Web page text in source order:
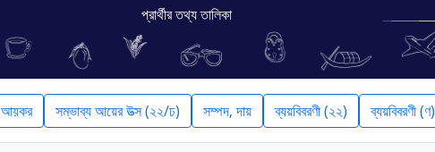
প্রার্থীর তথ্য তালিকা
আয়কর সম্ভাব্য আয়ের উত্স (২২/ঢ) সম্পদ, দায় ব্যয়বিবরণী (২২) ব্যয়বিবরণী (ণ)